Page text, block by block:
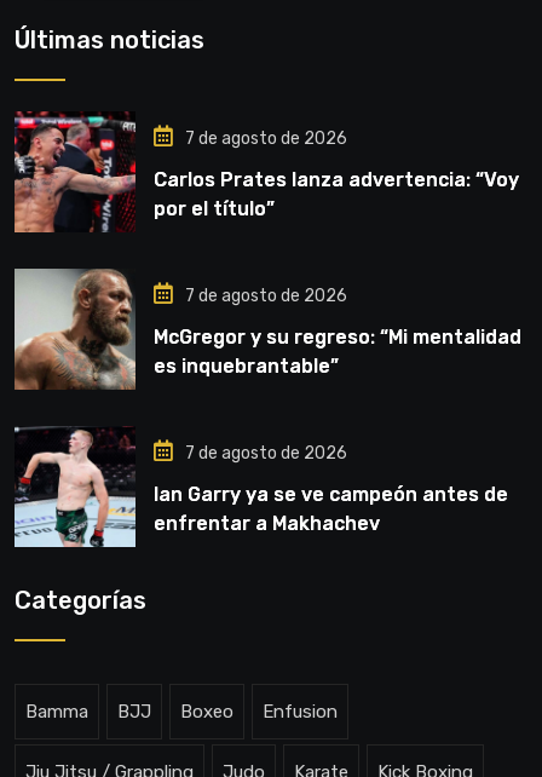
Últimas noticias
7 de agosto de 2026
Carlos Prates lanza advertencia: “Voy
por el título”
7 de agosto de 2026
McGregor y su regreso: “Mi mentalidad
es inquebrantable”
7 de agosto de 2026
Ian Garry ya se ve campeón antes de
enfrentar a Makhachev
Categorías
Bamma BJJ Boxeo Enfusion
Jiu Jitsu / Grappling Judo Karate Kick Boxing